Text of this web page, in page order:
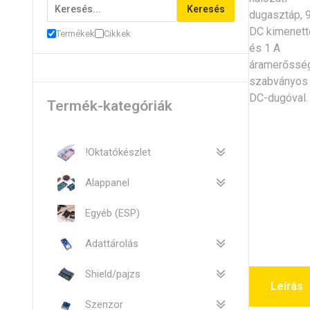
Leírás
Keresés
Termékek Cikkek
Termék-kategóriák
!Oktatókészlet
Alappanel
Egyéb (ESP)
Adattárolás
Shield/pajzs
Szenzor